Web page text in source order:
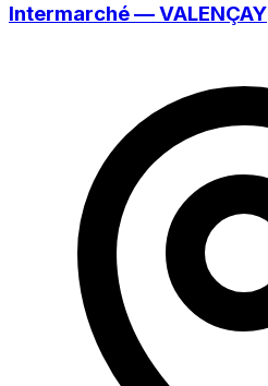
Intermarché — VALENÇAY